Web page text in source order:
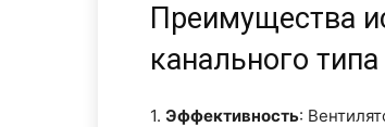
Преимущества
канального типа
1. Эффективность: